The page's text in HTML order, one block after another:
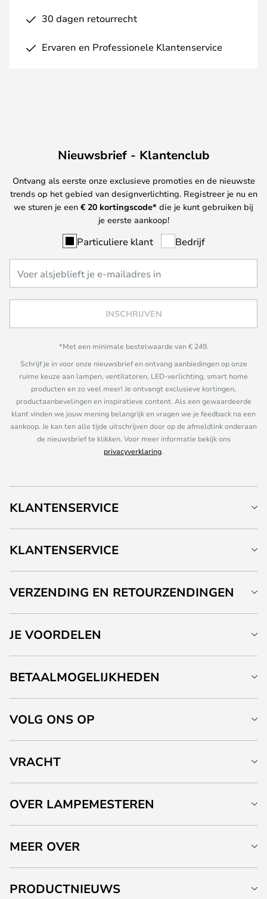
30 dagen retourrecht
Ervaren en Professionele Klantenservice
Nieuwsbrief - Klantenclub
Ontvang als eerste onze exclusieve promoties en de nieuwste
trends op het gebied van designverlichting. Registreer je nu en
we sturen je een € 20 kortingscode* die je kunt gebruiken bij
je eerste aankoop!
Particuliere klant Bedrijf
INSCHRIJVEN
*Met een minimale bestelwaarde van € 249.
Schrijf je in voor onze nieuwsbrief en ontvang aanbiedingen op onze
ruime keuze aan lampen, ventilatoren, LED-verlichting, smart home
producten en zo veel meer! Je ontvangt exclusieve kortingen,
productaanbevelingen en inspiratieve content. Als een gewaardeerde
klant vinden we jouw mening belangrijk en vragen we je feedback na een
aankoop. Je kan ten alle tijde uitschrijven door op de afmeldlink onderaan
de nieuwsbrief te klikken. Voor meer informatie bekijk ons
privacyverklaring.
KLANTENSERVICE
KLANTENSERVICE
VERZENDING EN RETOURZENDINGEN
JE VOORDELEN
BETAALMOGELIJKHEDEN
VOLG ONS OP
VRACHT
OVER LAMPEMESTEREN
MEER OVER
PRODUCTNIEUWS